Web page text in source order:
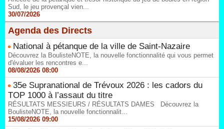
Sud, le jeu provençal vien...
30/07/2026
Agenda des Directs
National à pétanque de la ville de Saint-Nazaire
Découvrez la BoulisteNOTE, la nouvelle fonctionnalité qui vous permet
d'évaluer les rencontres e...
08/08/2026 08:00
35e Supranational de Trévoux 2026 : les cadors du
TOP 1000 à l’assaut du titre
RÉSULTATS MESSIEURS / RÉSULTATS DAMES Découvrez la
BoulisteNOTE, la nouvelle fonctionnalit...
15/08/2026 09:00